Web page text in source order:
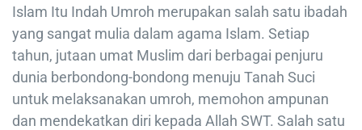
Islam Itu Indah Umroh merupakan salah satu ibadah
yang sangat mulia dalam agama Islam. Setiap
tahun, jutaan umat Muslim dari berbagai penjuru
dunia berbondong-bondong menuju Tanah Suci
untuk melaksanakan umroh, memohon ampunan
dan mendekatkan diri kepada Allah SWT. Salah satu